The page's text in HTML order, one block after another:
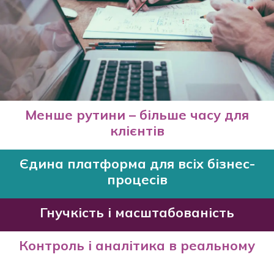
Менше рутини – більше часу для
клієнтів
Єдина платформа для всіх бізнес-
процесів
Гнучкість і масштабованість
Контроль і аналітика в реальному